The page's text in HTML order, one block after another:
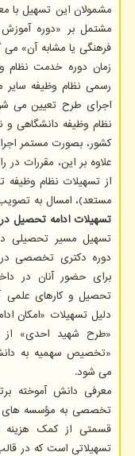
مشمولان این تسهیل با
مشتمل بر «دوره آموزش
فرهنگی یا مشابه آن» می
زمان دوره خدمت نظام
رسمی نظام وظیفه سایر
نظام وظیفه دانشگاهی و
کشور، بصورت مستمر
علاوه بر این، مقررات
از تسهیلات نظام
مستعد)، امسال به تصویب
تسهیلات ادامه تحصیل
تسهیل مسیر تحصیلی
دوره دکتری تخصصی در
برای حضور آنان در
تحصیل و کارهای علمی
دلیل تسهیلات «امکان
«طرح شهید احدی» از
«تخصیص سهمیه به
می شود.
معرفی دانش آموخته
تخصصی به مؤسسه های
قسمتی از کمک هزینه
تسهیلاتی است که در